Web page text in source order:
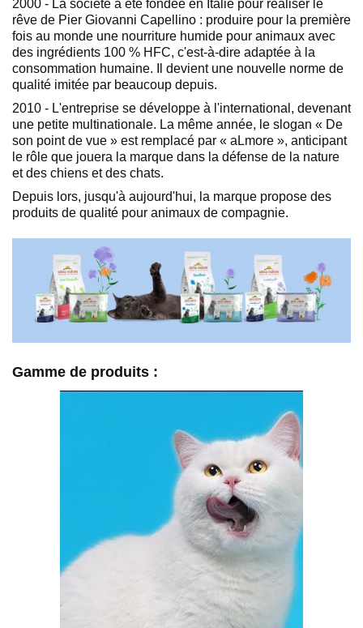
2000 - La société a été fondée en Italie pour réaliser le
rêve de Pier Giovanni Capellino : produire pour la première
fois au monde une nourriture humide pour animaux avec
des ingrédients 100 % HFC, c'est-à-dire adaptée à la
consommation humaine. Il devient une nouvelle norme de
qualité imitée par beaucoup depuis.
2010 - L'entreprise se développe à l'international, devenant
une petite multinationale. La même année, le slogan « De
son point de vue » est remplacé par « aLmore », anticipant
le rôle que jouera la marque dans la défense de la nature
et des chiens et des chats.
Depuis lors, jusqu'à aujourd'hui, la marque propose des
produits de qualité pour animaux de compagnie.
Gamme de produits :